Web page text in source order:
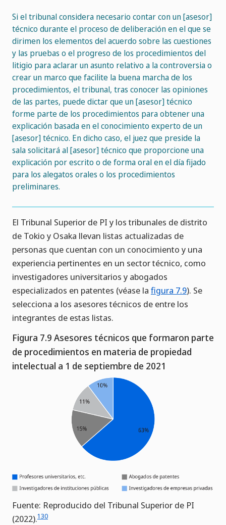
Si el tribunal considera necesario contar con un [asesor]
técnico durante el proceso de deliberación en el que se
dirimen los elementos del acuerdo sobre las cuestiones
y las pruebas o el progreso de los procedimientos del
litigio para aclarar un asunto relativo a la controversia o
crear un marco que facilite la buena marcha de los
procedimientos, el tribunal, tras conocer las opiniones
de las partes, puede dictar que un [asesor] técnico
forme parte de los procedimientos para obtener una
explicación basada en el conocimiento experto de un
[asesor] técnico. En dicho caso, el juez que preside la
sala solicitará al [asesor] técnico que proporcione una
explicación por escrito o de forma oral en el día fijado
para los alegatos orales o los procedimientos
preliminares.
El Tribunal Superior de PI y los tribunales de distrito
de Tokio y Osaka llevan listas actualizadas de
personas que cuentan con un conocimiento y una
experiencia pertinentes en un sector técnico, como
investigadores universitarios y abogados
especializados en patentes (véase la figura 7.9). Se
selecciona a los asesores técnicos de entre los
integrantes de estas listas.
Figura 7.9 Asesores técnicos que formaron parte
de procedimientos en materia de propiedad
intelectual a 1 de septiembre de 2021
Fuente: Reproducido del Tribunal Superior de PI
(2022).130